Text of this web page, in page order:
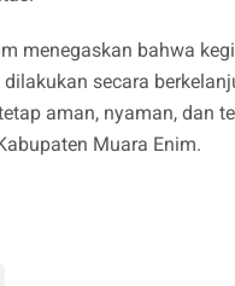
menegaskan bahwa
dilakukan secara
aman, nyaman, dan
Muara Enim.